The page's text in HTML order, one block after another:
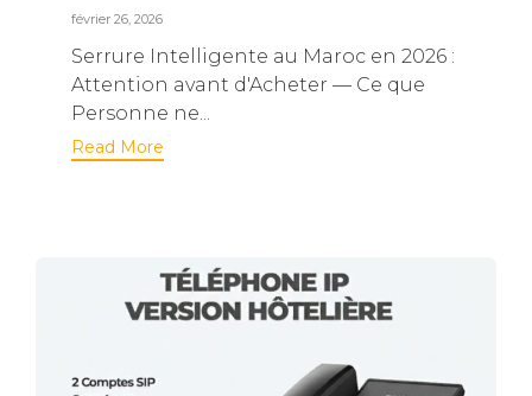
février 26, 2026
Serrure Intelligente au Maroc en 2026 :
Attention avant d'Acheter — Ce que
Personne ne...
Read More